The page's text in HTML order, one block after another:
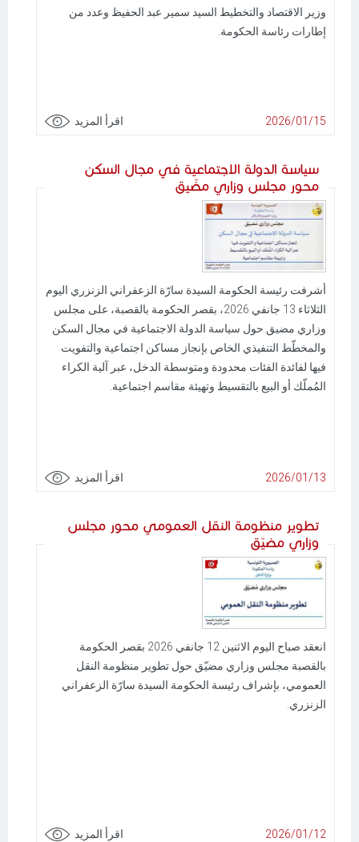
وزير الاقتصاد والتخطيط السيد سمير عبد الحفيظ وعدد من
إطارات رئاسة الحكومة.
2026/01/15 اقرأ المزيد
سياسة الدولة الاجتماعية في مجال السكن
محور مجلس وزاري مضّيق
أشرفت رئيسة الحكومة السيدة سارّة الزعفراني الزنزري اليوم
الثلاثاء 13 جانفي 2026، بقصر الحكومة بالقصبة، على مجلس
وزاري مضيق حول سياسة الدولة الاجتماعية في مجال السكن
والمخطّط التنفيذي الخاص بإنجاز مساكن اجتماعية والتفويت
فيها لفائدة الفئات محدودة ومتوسطة الدخل، عبر آلية الكراء
المُملّك أو البيع بالتقسيط وتهيئة مقاسم اجتماعية.
2026/01/13 اقرأ المزيد
تطوير منظومة النقل العمومي محور مجلس
وزاري مضيّق
انعقد صباح اليوم الاثنين 12 جانفي 2026 بقصر الحكومة
بالقصبة مجلس وزاري مضيّق حول تطوير منظومة النقل
العمومي، بإشراف رئيسة الحكومة السيدة سارّة الزعفراني
الزنزري.
2026/01/12 اقرأ المزيد